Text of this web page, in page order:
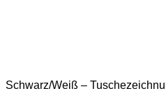
Schwarz/Weiß –